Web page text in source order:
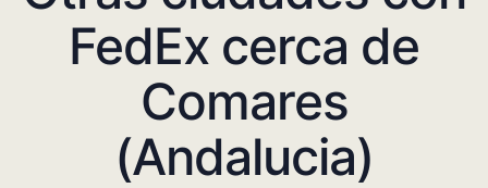
FedEx cerca de
Comares
(Andalucia)